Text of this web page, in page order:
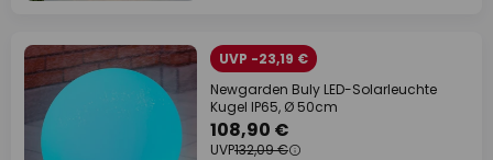
UVP -23,19 €
Newgarden Buly LED-Solarleuchte
Kugel IP65, Ø 50cm
108,90 €
UVP132,09 €